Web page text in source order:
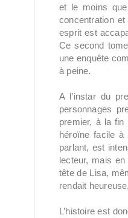
et le moins que
concentration
esprit est
Ce second
une enquête
à peine.
A l’instar du
personnages
premier, à la
héroïne facile
parlant, est
lecteur, mais
tête de Lisa,
rendait
L’histoire est